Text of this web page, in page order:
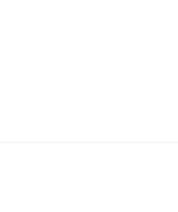
가 목표를 향해 달려가는 것보다는 둘레를
렇다. 작가는 현우를 안쓰러운 눈으로 바라
는 것이다. 작가는 자신이 어릴 때 칭찬을